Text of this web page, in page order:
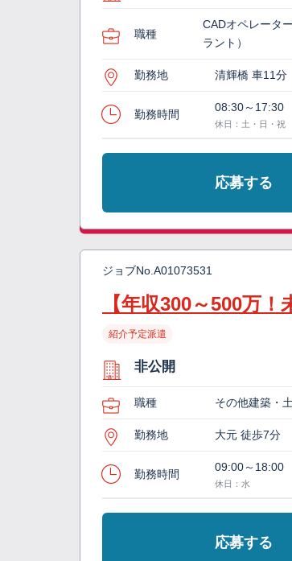
職種
CADオペレータ
ラント）
勤務地 清輝橋 車11分
勤務時間
08:30～17:30
休日：土・日・祝
応募する
ジョブNo. A01073531
【年収300～500万
紹介予定派遣
非公開
職種 その他建築・
勤務地 大元 徒歩7分
勤務時間
09:00～18:00
休日：水
応募する